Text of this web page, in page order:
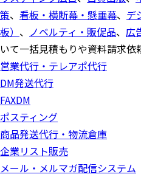
策、 看板・横断幕・懸垂幕、 デ
板） 、 ノベルティ・販促品、 広
いて一括見積もりや資料請求依
営業代行・テレアポ代行
DM発送代行
FAXDM
ポスティング
商品発送代行・物流倉庫
企業リスト販売
メール・メルマガ配信システム